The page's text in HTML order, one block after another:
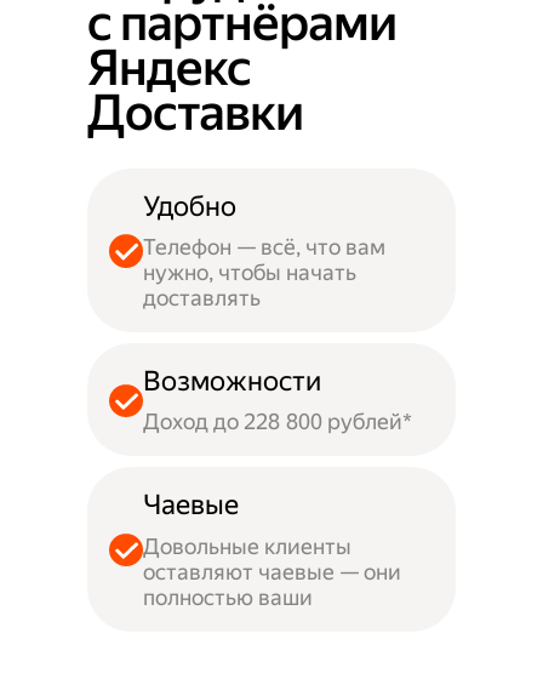
с партнёрами
Яндекс
Доставки
Удобно
Телефон — всё, что вам
нужно, чтобы начать
доставлять
Возможности
Доход до 228 800 рублей*
Чаевые
Довольные клиенты
оставляют чаевые — они
полностью ваши